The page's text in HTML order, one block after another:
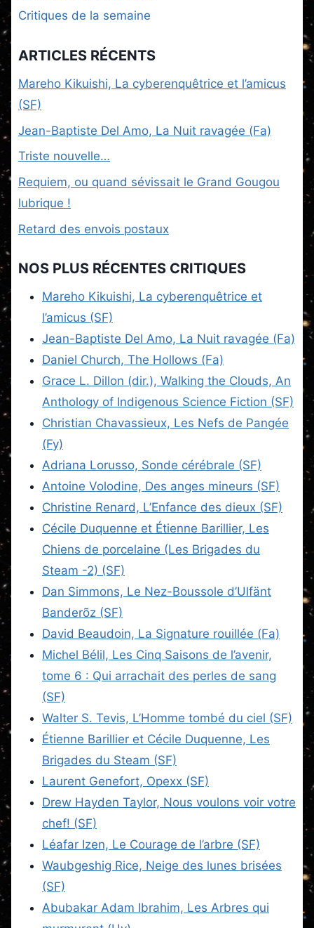
Critiques de la semaine
ARTICLES RÉCENTS
Mareho Kikuishi, La cyberenquêtrice et l’amicus
(SF)
Jean-Baptiste Del Amo, La Nuit ravagée (Fa)
Triste nouvelle…
Requiem, ou quand sévissait le Grand Gougou
lubrique !
Retard des envois postaux
NOS PLUS RÉCENTES CRITIQUES
Mareho Kikuishi, La cyberenquêtrice et
l’amicus (SF)
Jean-Baptiste Del Amo, La Nuit ravagée (Fa)
Daniel Church, The Hollows (Fa)
Grace L. Dillon (dir.), Walking the Clouds, An
Anthology of Indigenous Science Fiction (SF)
Christian Chavassieux, Les Nefs de Pangée
(Fy)
Adriana Lorusso, Sonde cérébrale (SF)
Antoine Volodine, Des anges mineurs (SF)
Christine Renard, L’Enfance des dieux (SF)
Cécile Duquenne et Étienne Barillier, Les
Chiens de porcelaine (Les Brigades du
Steam -2) (SF)
Dan Simmons, Le Nez-Boussole d’Ulfänt
Banderõz (SF)
David Beaudoin, La Signature rouillée (Fa)
Michel Bélil, Les Cinq Saisons de l’avenir,
tome 6 : Qui arrachait des perles de sang
(SF)
Walter S. Tevis, L’Homme tombé du ciel (SF)
Étienne Barillier et Cécile Duquenne, Les
Brigades du Steam (SF)
Laurent Genefort, Opexx (SF)
Drew Hayden Taylor, Nous voulons voir votre
chef! (SF)
Léafar Izen, Le Courage de l’arbre (SF)
Waubgeshig Rice, Neige des lunes brisées
(SF)
Abubakar Adam Ibrahim, Les Arbres qui